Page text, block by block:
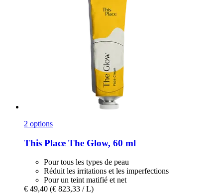
2 options
This Place The Glow, 60 ml
Pour tous les types de peau
Réduit les irritations et les imperfections
Pour un teint matifié et net
€ 49,40 (€ 823,33 / L)